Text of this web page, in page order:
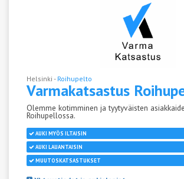
Helsinki - Roihupelto
Varmakatsastus
Olemme kotimminen ja tyytyväisten
Roihupellossa.
AUKI MYÖS ILTAISIN
AUKI LAUANTAISIN
MUUTOSKATSASTUKSET